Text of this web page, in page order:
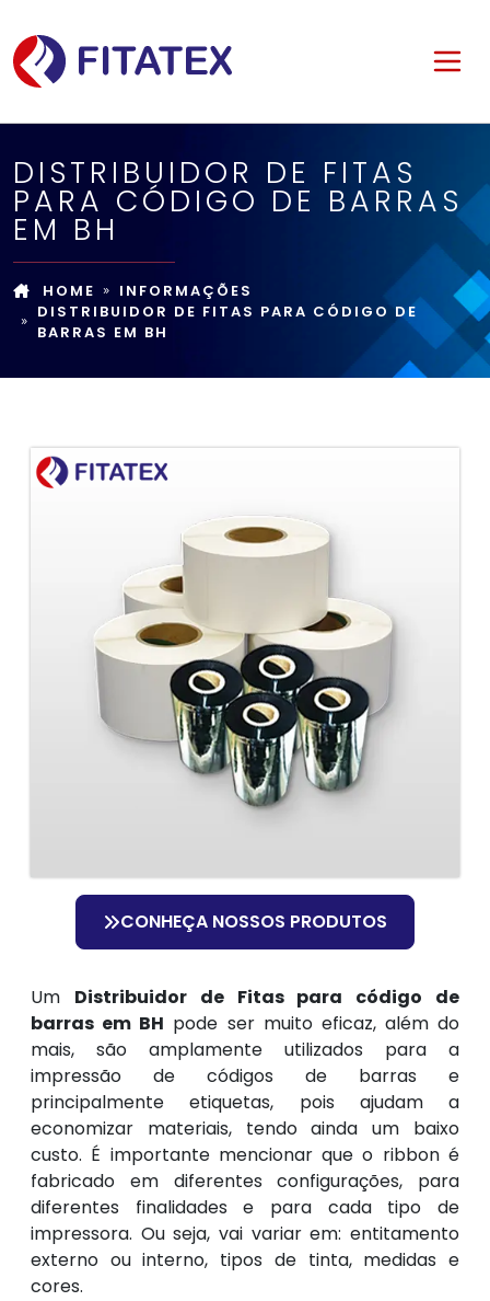
DISTRIBUIDOR DE FITAS
PARA CÓDIGO DE BARRAS
EM BH
HOME
INFORMAÇÕES
DISTRIBUIDOR DE FITAS PARA CÓDIGO DE
BARRAS EM BH
Um Distribuidor de Fitas para código de
barras em BH pode ser muito eficaz, além do
mais, são amplamente utilizados para a
impressão de códigos de barras e
principalmente etiquetas, pois ajudam a
economizar materiais, tendo ainda um baixo
custo. É importante mencionar que o ribbon é
fabricado em diferentes configurações, para
diferentes finalidades e para cada tipo de
impressora. Ou seja, vai variar em: entitamento
externo ou interno, tipos de tinta, medidas e
cores.
CONHEÇA NOSSOS PRODUTOS